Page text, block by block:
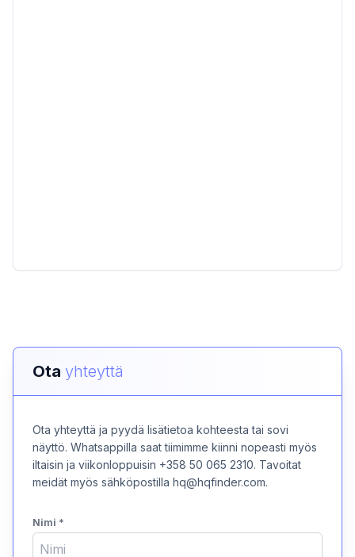
Ota yhteyttä
Ota yhteyttä ja pyydä lisätietoa kohteesta tai sovi
näyttö. Whatsappilla saat tiimimme kiinni nopeasti myös
iltaisin ja viikonloppuisin +358 50 065 2310. Tavoitat
meidät myös sähköpostilla hq@hqfinder.com.
Nimi *